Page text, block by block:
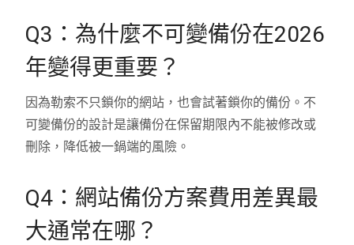
Q3：為什麼不可變備份在2026
年變得更重要？
因為勒索不只鎖你的網站，也會試著鎖你的備份。不
可變備份的設計是讓備份在保留期限內不能被修改或
刪除，降低被一鍋端的風險。
Q4：網站備份方案費用差異最
大通常在哪？